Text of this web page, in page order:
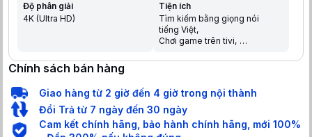
Độ phân giải
4K (Ultra HD)
Tiện ích
Tìm kiếm bằng giọng nói
tiếng Việt
Chơi game trên tivi
lên tivi
Tìm kiếm giọng nói trên
YouTube bằng tiếng Việt
Chính sách bán hàng
Giao hàng từ 2 giờ đến 4 giờ trong nội thành
Đổi Trả từ 7 ngày đến 30 ngày
Cam kết chính hãng, bảo hành chính hãng, mới 100%